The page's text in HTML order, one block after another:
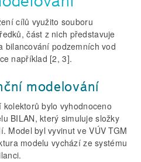
cílů využito souboru
část z nich představuje
bilancování podzemních vod
například [2, 3].
modelování
bylo vyhodnoceno
BILAN, který simuluje složky
Model byl vyvinut ve VÚV TGM
modelu vychází ze systému